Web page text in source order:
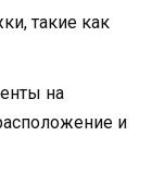
такие как
на
и